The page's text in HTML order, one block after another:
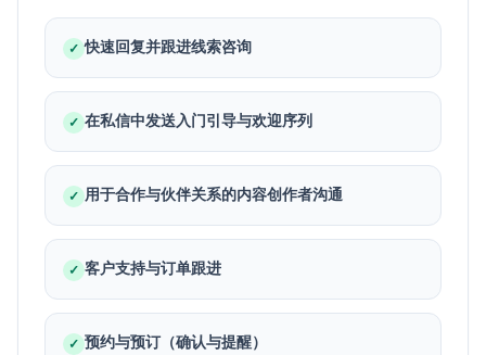
✓ 快速回复并跟进线索咨询
✓ 在私信中发送入门引导与欢迎序列
✓ 用于合作与伙伴关系的内容创作者沟通
✓ 客户支持与订单跟进
✓ 预约与预订（确认与提醒）